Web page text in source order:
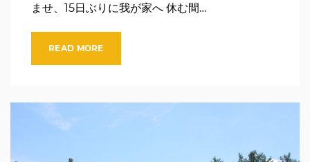
ませ、15日ぶりに我が家へ 休む間…
READ MORE